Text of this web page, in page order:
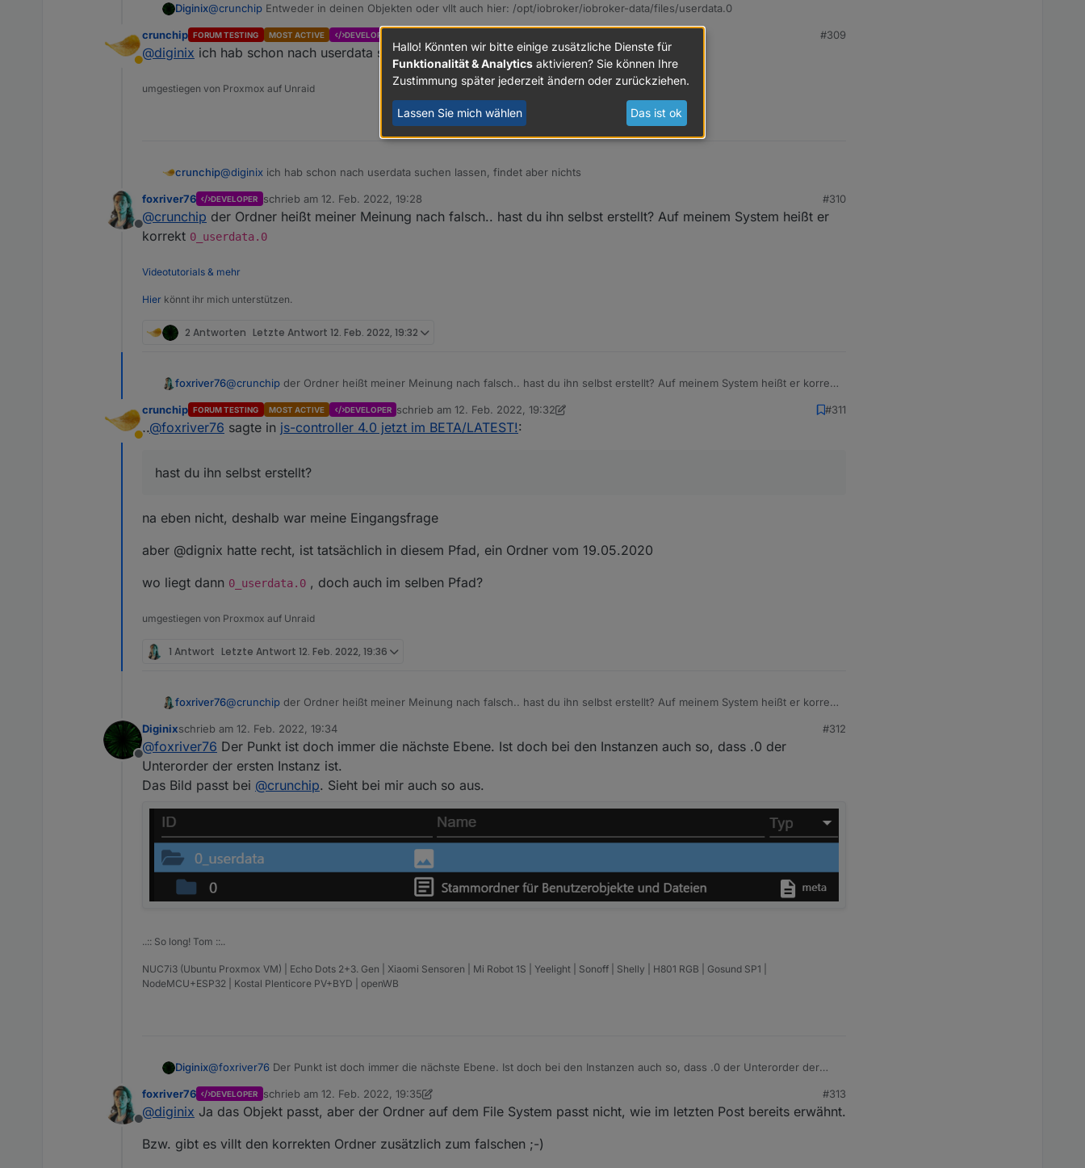
Diginix@crunchip Entweder in deinen Objekten oder vllt auch hier: /opt/iobroker/iobroker-data/files/userdata.0
Abwesend
crunchip FORUM TESTING MOST ACTIVE DEVELOPER
zuletzt editiert von
#309
@diginix ich hab schon nach userdata suchen lassen, findet aber nichts
umgestiegen von Proxmox auf Unraid
crunchip@diginix ich hab schon nach userdata suchen lassen, findet aber nichts
Offline
foxriver76 DEVELOPER schrieb am 12. Feb. 2022, 19:28
zuletzt editiert von
#310
@crunchip der Ordner heißt meiner Meinung nach falsch.. hast du ihn selbst erstellt? Auf meinem System heißt er
korrekt 0_userdata.0
Videotutorials & mehr
Hier könnt ihr mich unterstützen.
2 Antworten Letzte Antwort 12. Feb. 2022, 19:32
foxriver76@crunchip der Ordner heißt meiner Meinung nach falsch.. hast du ihn selbst erstellt? Auf meinem System heißt er korrekt
Abwesend
crunchip FORUM TESTING MOST ACTIVE DEVELOPER schrieb am 12. Feb. 2022, 19:32
zuletzt editiert von crunchip2. Dez. 2022, 20:36
#311
..@foxriver76 sagte in js-controller 4.0 jetzt im BETA/LATEST!:
hast du ihn selbst erstellt?
na eben nicht, deshalb war meine Eingangsfrage
aber @dignix hatte recht, ist tatsächlich in diesem Pfad, ein Ordner vom 19.05.2020
wo liegt dann 0_userdata.0 , doch auch im selben Pfad?
umgestiegen von Proxmox auf Unraid
1 Antwort Letzte Antwort 12. Feb. 2022, 19:36
foxriver76@crunchip der Ordner heißt meiner Meinung nach falsch.. hast du ihn selbst erstellt? Auf meinem System heißt er korrekt
Offline
Diginixschrieb am 12. Feb. 2022, 19:34
zuletzt editiert von
#312
@foxriver76 Der Punkt ist doch immer die nächste Ebene. Ist doch bei den Instanzen auch so, dass .0 der
Unterorder der ersten Instanz ist.
Das Bild passt bei @crunchip. Sieht bei mir auch so aus.
..:: So long! Tom ::..
NUC7i3 (Ubuntu Proxmox VM) | Echo Dots 2+3. Gen | Xiaomi Sensoren | Mi Robot 1S | Yeelight | Sonoff | Shelly | H801 RGB | Gosund SP1 |
NodeMCU+ESP32 | Kostal Plenticore PV+BYD | openWB
Diginix@foxriver76 Der Punkt ist doch immer die nächste Ebene. Ist doch bei den Instanzen auch so, dass .0 der Unterorder der
Das Bild passt bei @crunchip. Sieht bei mir auch so aus.
Offline
foxriver76 DEVELOPER schrieb am 12. Feb. 2022, 19:35
zuletzt editiert von foxriver762. Dez. 2022, 20:36
#313
@diginix Ja das Objekt passt, aber der Ordner auf dem File System passt nicht, wie im letzten Post bereits erwähnt.
Bzw. gibt es villt den korrekten Ordner zusätzlich zum falschen ;-)
Hallo! Könnten wir bitte einige zusätzliche Dienste für
Funktionalität & Analytics aktivieren? Sie können Ihre
Zustimmung später jederzeit ändern oder zurückziehen.
Lassen Sie mich wählen Das ist ok